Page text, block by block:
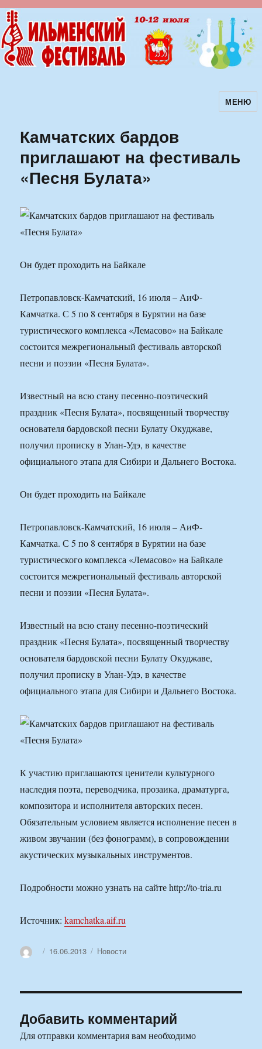
Ильменский фестиваль авторскойМЕНЮ
Камчатских бардов
приглашают на фестиваль
«Песня Булата»
Он будет проходить на Байкале
Петропавловск-Камчатский, 16 июля – АиФ-
Камчатка. С 5 по 8 сентября в Бурятии на базе
туристического комплекса «Лемасово» на Байкале
состоится межрегиональный фестиваль авторской
песни и поэзии «Песня Булата».
Известный на всю стану песенно-поэтический
праздник «Песня Булата», посвященный творчеству
основателя бардовской песни Булату Окуджаве,
получил прописку в Улан-Удэ, в качестве
официального этапа для Сибири и Дальнего Востока.
Он будет проходить на Байкале
Петропавловск-Камчатский, 16 июля – АиФ-
Камчатка. С 5 по 8 сентября в Бурятии на базе
туристического комплекса «Лемасово» на Байкале
состоится межрегиональный фестиваль авторской
песни и поэзии «Песня Булата».
Известный на всю стану песенно-поэтический
праздник «Песня Булата», посвященный творчеству
основателя бардовской песни Булату Окуджаве,
получил прописку в Улан-Удэ, в качестве
официального этапа для Сибири и Дальнего Востока.
К участию приглашаются ценители культурного
наследия поэта, переводчика, прозаика, драматурга,
композитора и исполнителя авторских песен.
Обязательным условием является исполнение песен в
живом звучании (без фонограмм), в сопровождении
акустических музыкальных инструментов.
Подробности можно узнать на сайте http://to-tria.ru
Источник:kamchatka.aif.ru
АвторОпубликовано
16.06.2013 Рубрики
Новости
Добавить комментарий
Для отправки комментария вам необходимо